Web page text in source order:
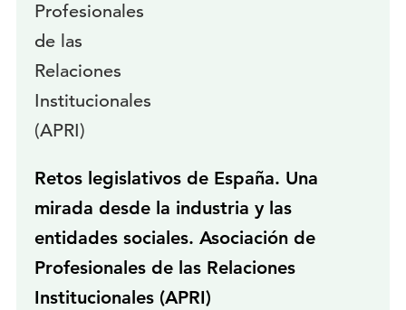
Retos legislativos de España. Una
mirada desde la industria y las
entidades sociales. Asociación de
Profesionales de las Relaciones
Institucionales (APRI)